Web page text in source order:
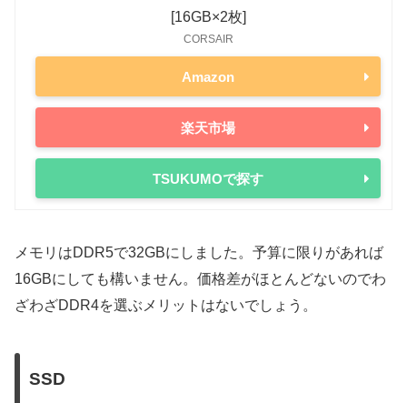
[16GB×2枚]
CORSAIR
Amazon
楽天市場
TSUKUMOで探す
メモリはDDR5で32GBにしました。予算に限りがあれば
16GBにしても構いません。価格差がほとんどないのでわ
ざわざDDR4を選ぶメリットはないでしょう。
SSD